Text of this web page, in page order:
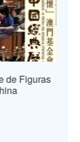
Figuras